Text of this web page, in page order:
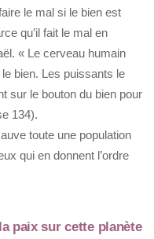
le mal si le bien est
qu’il fait le mal en
« Le cerveau humain
bien. Les puissants le
sur le bouton du bien pour
134).
toute une population
qui en donnent l’ordre
paix sur cette planète